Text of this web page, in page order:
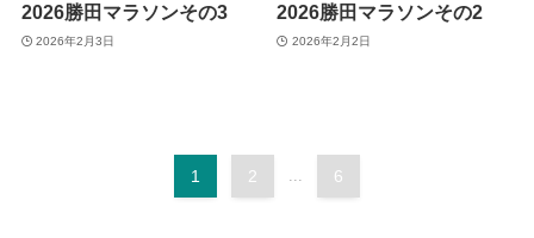
2026勝田マラソンその3
2026年2月3日
2026勝田マラソンその2
2026年2月2日
1 2 ... 6